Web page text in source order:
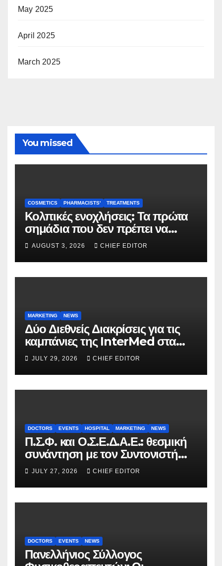
May 2025
April 2025
March 2025
You missed
COSMETICS PHARMACISTS' TREATMENTS
Κολπικές ενοχλήσεις: Τα πρώτα
σημάδια που δεν πρέπει να
αγνοούνται
AUGUST 3, 2026 CHIEF EDITOR
MARKETING NEWS
Δύο Διεθνείς Διακρίσεις για τις
καμπάνιες της InterMed στα
FOOH Awards 2026
JULY 29, 2026 CHIEF EDITOR
DOCTORS EVENTS HOSPITAL MARKETING NEWS
Π.Σ.Φ. και Ο.Σ.Ε.Δ.Α.Ε.: θεσμική
συνάντηση με τον Συντονιστή
του Γραφείου του
Πρωθυπουργού
JULY 27, 2026 CHIEF EDITOR
DOCTORS EVENTS NEWS
Πανελλήνιος Σύλλογος